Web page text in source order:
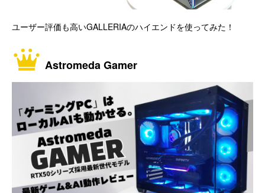
ユーザー評価も高いGALLERIAのハイエンドを使ってみた！
Astromeda Gamer